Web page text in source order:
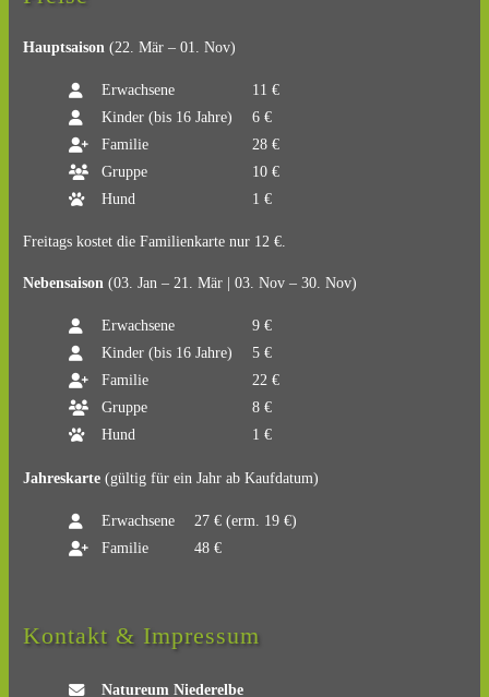
Hauptsaison(22. Mär – 01. Nov)
Erwachsene
11 €
Kinder (bis 16 Jahre)
6 €
Familie
28 €
Gruppe
10 €
Hund
1 €
Freitags kostet die Familienkarte nur 12 €.
Nebensaison(03. Jan – 21. Mär | 03. Nov – 30. Nov)
Erwachsene
9 €
Kinder (bis 16 Jahre)
5 €
Familie
22 €
Gruppe
8 €
Hund
1 €
Jahreskarte (gültig für ein Jahr ab Kaufdatum)
Erwachsene
27 € (erm. 19 €)
Familie
48 €
Kontakt & Impressum
Natureum Niederelbe